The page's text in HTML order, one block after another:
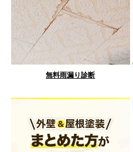
無料雨漏り診断